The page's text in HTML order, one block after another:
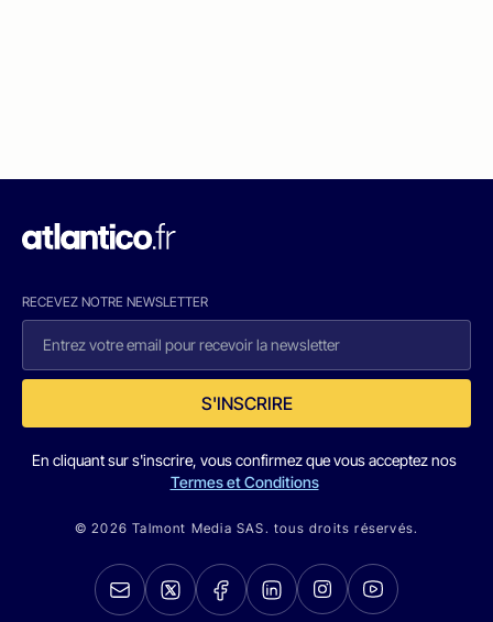
RECEVEZ NOTRE NEWSLETTER
S'INSCRIRE
En cliquant sur s'inscrire, vous confirmez que vous acceptez nos
Termes et Conditions
© 2026 Talmont Media SAS. tous droits réservés.